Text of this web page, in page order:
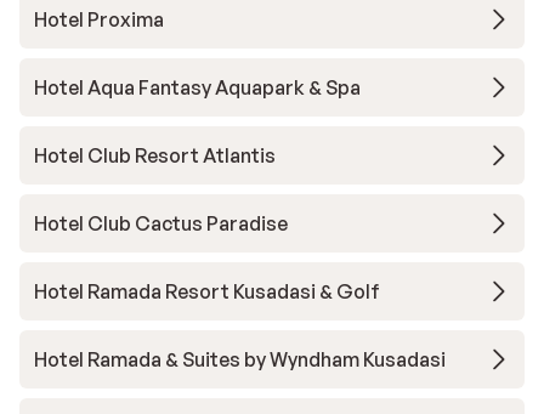
Hotel Proxima
Hotel Aqua Fantasy Aquapark & Spa
Hotel Club Resort Atlantis
Hotel Club Cactus Paradise
Hotel Ramada Resort Kusadasi & Golf
Hotel Ramada & Suites by Wyndham Kusadasi